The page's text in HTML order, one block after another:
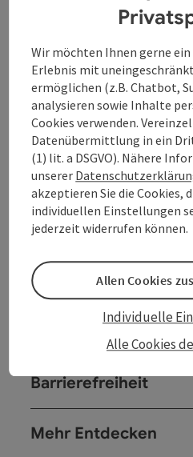
Öffnungszeiten
Küche
Ausstattung
Preise
Anreise/Lage
Barrierefreiheit
Mehr Entdecken
Wir möchten Ihnen gerne
Erlebnis mit
ermöglichen (z.B. Chatbot,
analysieren sowie Inhalte
Cookies verwenden.
Datenübermittlung in ein
(1) lit. a DSGVO). Nähere
unserer
akzeptieren Sie die Cookies,
individuellen Einstellungen
jederzeit widerrufen können.
Alle Cookies
Individuelle
Allen Cookies